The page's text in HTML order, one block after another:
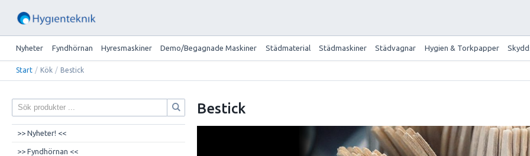
Nyheter Fyndhörnan Hyresmaskiner Demo/Begagnade Maskiner Städmaterial Städmaskiner Städvagnar Hygien & Torkpapper
Start / Kök / Bestick
>> Nyheter! <<
>> Fyndhörnan <<
Bestick